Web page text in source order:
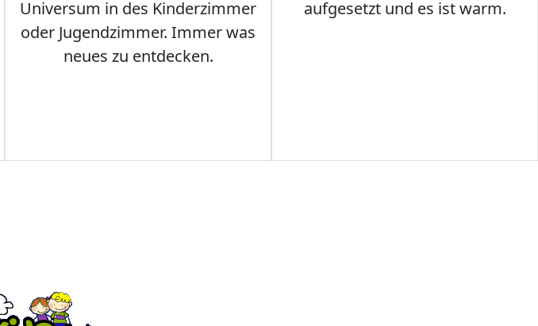
Universum in des Kinderzimmer
oder Jugendzimmer. Immer was
neues zu entdecken.
aufgesetzt und es ist warm.